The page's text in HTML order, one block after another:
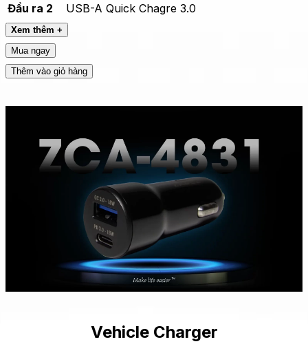
Đầu ra 2
USB-A Quick Chagre 3.0
Xem thêm +
Mua ngay
Thêm vào giỏ hàng
Vehicle Charger